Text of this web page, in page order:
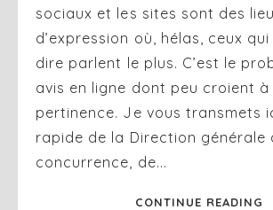
sociaux et les sites sont des
d’expression où, hélas, ceux
dire parlent le plus. C’est le
avis en ligne dont peu croient à
pertinence. Je vous transmets
rapide de la Direction générale
concurrence, de...
CONTINUE READING